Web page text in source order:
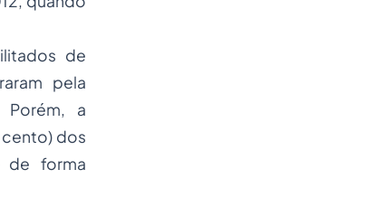
de
pela
a
dos
de forma